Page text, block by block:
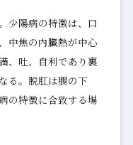
少陽病の特徴は、口
中焦の内臓熱が中心
、吐、自利であり裏
る。脱肛は腸の下
の特徴に合致する場